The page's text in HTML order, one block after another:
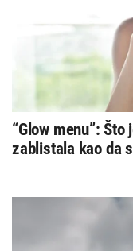
“Glow menu”:
zablistala kao da